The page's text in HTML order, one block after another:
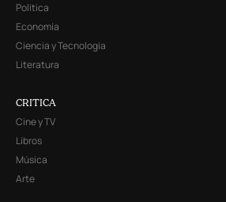
Política
Economía
Ciencia y Tecnología
Literatura
CRITICA
Cine y TV
Libros
Música
Arte